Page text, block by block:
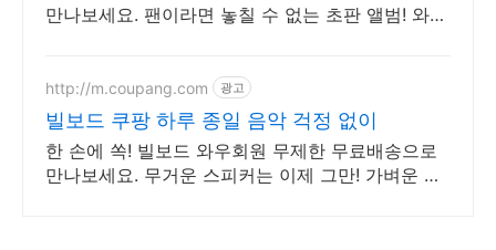
만나보세요. 팬이라면 놓칠 수 없는 초판 앨범! 와우
http://m.coupang.com 광고
빌보드 쿠팡 하루 종일 음악 걱정 없이
한 손에 쏙! 빌보드 와우회원 무제한 무료배송으로
만나보세요. 무거운 스피커는 이제 그만! 가벼운 미